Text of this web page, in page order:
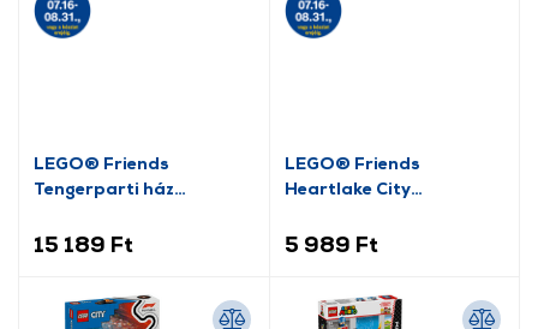
LEGO® Friends
Tengerparti ház
15 189 Ft
LEGO® Friends
Heartlake City
5 989 Ft